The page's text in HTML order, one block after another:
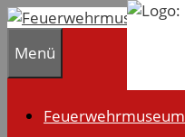
Zum
springen
Menü
Feuerwehrmuseum